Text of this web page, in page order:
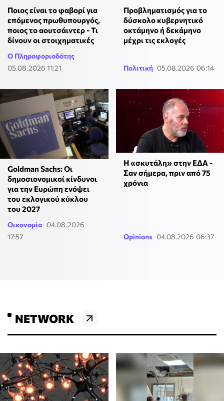
Ποιος είναι το φαβορί για
επόμενος πρωθυπουργός,
ποιος το αουτσάιντερ - Τι
δίνουν οι στοιχηματικές
Ο Πληροφοριοδότης
05.08.2026 11:21
Προβληματισμός για το
δύσκολο κυβερνητικό
οκτάμηνο ή δεκάμηνο
μέχρι τις εκλογές
Πολιτική 05.08.2026 06:14
Goldman Sachs: Οι
δημοσιονομικοί κίνδυνοι
για την Ευρώπη ενόψει
του εκλογικού κύκλου
του 2027
Οικονομία 04.08.2026
17:57
Η «σκυτάλη» στην ΕΔΑ -
Σαν σήμερα, πριν από 75
χρόνια
Opinions 04.08.2026 06:37
NETWORK